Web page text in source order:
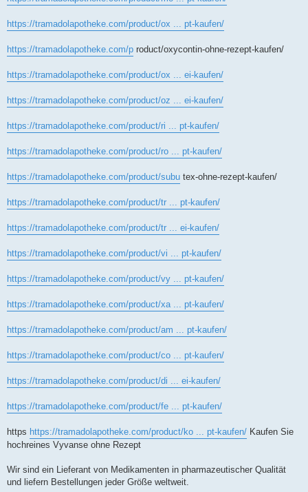
https://tramadolapotheke.com/product/ox ... pt-kaufen/
https://tramadolapotheke.com/p roduct/oxycontin-ohne-rezept-kaufen/
https://tramadolapotheke.com/product/ox ... ei-kaufen/
https://tramadolapotheke.com/product/oz ... ei-kaufen/
https://tramadolapotheke.com/product/ri ... pt-kaufen/
https://tramadolapotheke.com/product/ro ... pt-kaufen/
https://tramadolapotheke.com/product/subu tex-ohne-rezept-kaufen/
https://tramadolapotheke.com/product/tr ... pt-kaufen/
https://tramadolapotheke.com/product/tr ... ei-kaufen/
https://tramadolapotheke.com/product/vi ... pt-kaufen/
https://tramadolapotheke.com/product/vy ... pt-kaufen/
https://tramadolapotheke.com/product/xa ... pt-kaufen/
https://tramadolapotheke.com/product/am ... pt-kaufen/
https://tramadolapotheke.com/product/co ... pt-kaufen/
https://tramadolapotheke.com/product/di ... ei-kaufen/
https://tramadolapotheke.com/product/fe ... pt-kaufen/
https https://tramadolapotheke.com/product/ko ... pt-kaufen/ Kaufen Sie
hochreines Vyvanse ohne Rezept
Wir sind ein Lieferant von Medikamenten in pharmazeutischer Qualität
und liefern Bestellungen jeder Größe weltweit.